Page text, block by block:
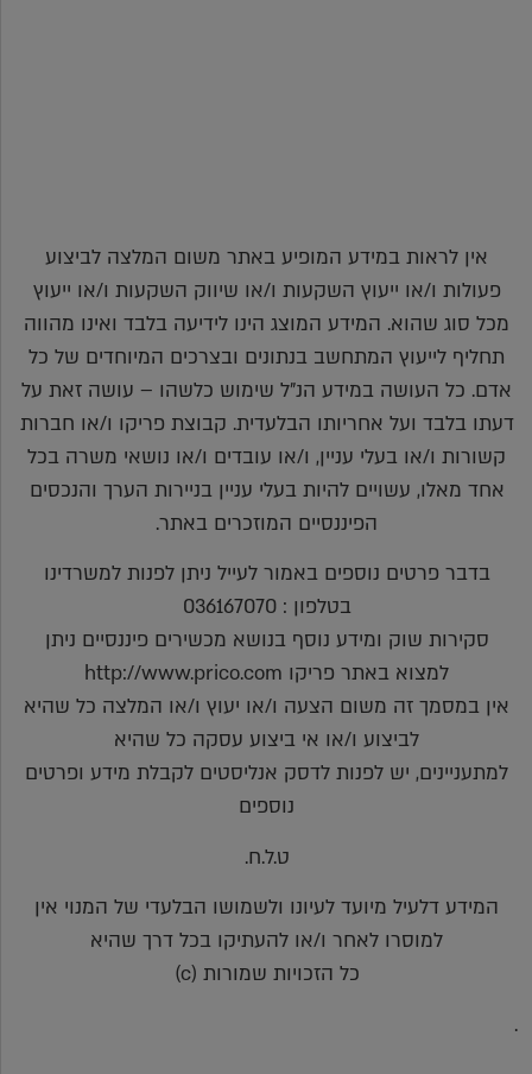
אין לראות במידע המופיע באתר משום המלצה לביצוע
פעולות ו/או ייעוץ השקעות ו/או שיווק השקעות ו/או ייעוץ
מכל סוג שהוא. המידע המוצג הינו לידיעה בלבד ואינו מהווה
תחליף לייעוץ המתחשב בנתונים ובצרכים המיוחדים של כל
אדם. כל העושה במידע הנ"ל שימוש כלשהו – עושה זאת על
דעתו בלבד ועל אחריותו הבלעדית. קבוצת פריקו ו/או חברות
קשורות ו/או בעלי עניין, ו/או עובדים ו/או נושאי משרה בכל
אחד מאלו, עשויים להיות בעלי עניין בניירות הערך והנכסים
הפיננסיים המוזכרים באתר.
בדבר פרטים נוספים באמור לעייל ניתן לפנות למשרדינו
בטלפון : 036167070
סקירות שוק ומידע נוסף בנושא מכשירים פיננסיים ניתן
למצוא באתר פריקו http://www.prico.com
אין במסמך זה משום הצעה ו/או יעוץ ו/או המלצה כל שהיא
לביצוע ו/או אי ביצוע עסקה כל שהיא
למתעניינים, יש לפנות לדסק אנליסטים לקבלת מידע ופרטים
נוספים
ט.ל.ח.
המידע דלעיל מיועד לעיונו ולשמושו הבלעדי של המנוי אין
למוסרו לאחר ו/או להעתיקו בכל דרך שהיא
כל הזכויות שמורות (c)
.